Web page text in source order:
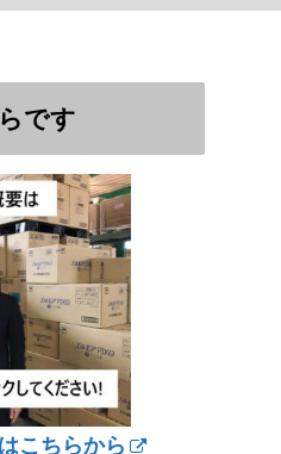
です
こちらから